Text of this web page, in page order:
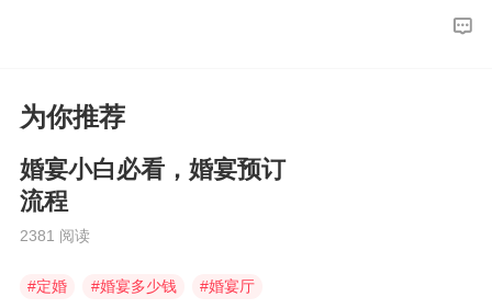
为你推荐
婚宴小白必看，婚宴预订
流程
2381 阅读
#定婚 #婚宴多少钱 #婚宴厅